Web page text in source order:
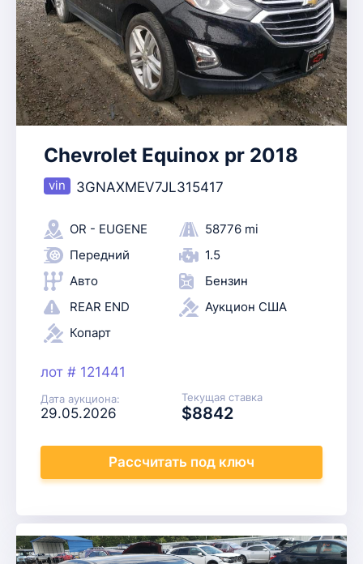
Chevrolet Equinox pr 2018
3GNAXMEV7JL315417
OR - EUGENE
58776 mi
Передний
1.5
Авто
Бензин
REAR END
Аукцион США
Копарт
лот # 121441
Дата аукциона:
29.05.2026
Текущая ставка
$8842
Рассчитать под ключ